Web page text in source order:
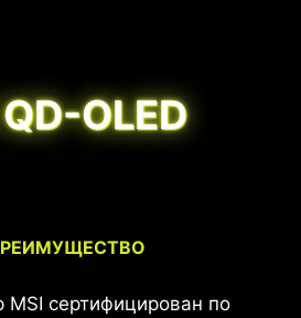
OLED
MSI сертифицирован по